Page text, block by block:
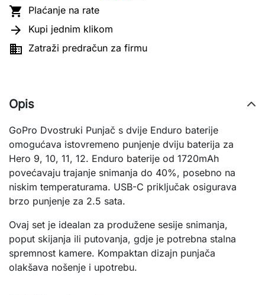
 Plaćanje na rate
 Kupi jednim klikom
 Zatraži predračun za firmu
Opis
GoPro Dvostruki Punjač s dvije Enduro baterije
omogućava istovremeno punjenje dviju baterija za
Hero 9, 10, 11, 12. Enduro baterije od 1720mAh
povećavaju trajanje snimanja do 40%, posebno na
niskim temperaturama. USB-C priključak osigurava
brzo punjenje za 2.5 sata.
Ovaj set je idealan za produžene sesije snimanja,
poput skijanja ili putovanja, gdje je potrebna stalna
spremnost kamere. Kompaktan dizajn punjača
olakšava nošenje i upotrebu.